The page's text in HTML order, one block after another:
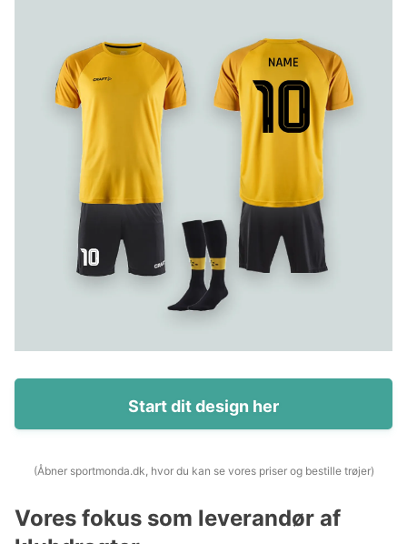
Start dit design her
(Åbner sportmonda.dk, hvor du kan se vores priser og bestille trøjer)
Vores fokus som leverandør af